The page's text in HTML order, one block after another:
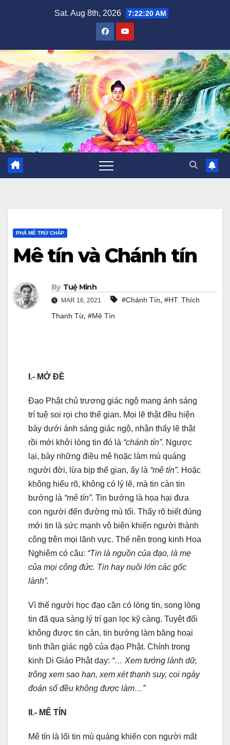
Sat. Aug 8th, 2026 7:22:21 AM
PHÁ MÊ TRỪ CHẤP
Mê tín và Chánh tín
By Tuệ Minh
MAR 16, 2021 #Chánh Tín, #HT. Thích
Thanh Từ, #Mê Tín
I.- MỞ ĐỀ
Đạo Phật chủ trương giác ngộ mang ánh sáng
trí tuệ soi rọi cho thế gian. Mọi lẽ thật đều hiện
bày dưới ánh sáng giác ngộ, nhận thấy lẽ thật
rồi mới khởi lòng tin đó là “chánh tín”. Ngược
lại, bày những điều mê hoặc làm mù quáng
người đời, lừa bịp thế gian, ấy là “mê tín”. Hoặc
không hiểu rõ, không có lý lẽ, mà tin càn tin
bướng là “mê tín”. Tin bướng là họa hại đưa
con người đến đường mù tối. Thấy rõ biết đúng
mới tin là sức mạnh vô biên khiến người thành
công trên mọi lãnh vực. Thế nên trong kinh Hoa
Nghiêm có câu: “Tin là nguồn của đạo, là mẹ
của mọi công đức. Tin hay nuôi lớn các gốc
lành”.
Vì thế người học đạo cần có lòng tin, song lòng
tin đã qua sàng lý trí gạn lọc kỹ càng. Tuyệt đối
không được tin càn, tin bướng làm băng hoại
tinh thần giác ngộ của đạo Phật. Chính trong
kinh Di Giáo Phật dạy: “… Xem tướng lành dữ,
trông xem sao hạn, xem xét thạnh suy, coi ngày
đoán số đều không được làm…”
II.- MÊ TÍN
Mê tín là lối tin mù quáng khiến con người mất